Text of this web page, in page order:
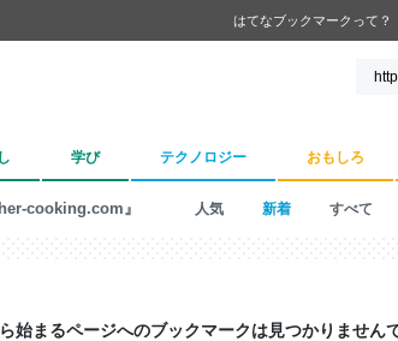
はてなブックマークって？
学び テクノロジー おもしろ
cooking.com』 人気 新着 すべて
始まるページへのブックマークは見つかりません